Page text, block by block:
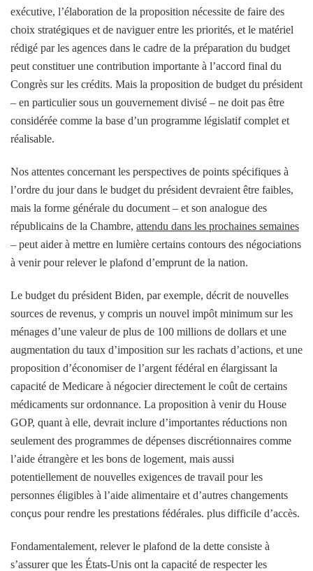
exécutive, l’élaboration de la proposition nécessite de faire des
choix stratégiques et de naviguer entre les priorités, et le matériel
rédigé par les agences dans le cadre de la préparation du budget
peut constituer une contribution importante à l’accord final du
Congrès sur les crédits. Mais la proposition de budget du président
– ​​en particulier sous un gouvernement divisé – ne doit pas être
considérée comme la base d’un programme législatif complet et
réalisable.
Nos attentes concernant les perspectives de points spécifiques à
l’ordre du jour dans le budget du président devraient être faibles,
mais la forme générale du document – et son analogue des
républicains de la Chambre, attendu dans les prochaines semaines
– peut aider à mettre en lumière certains contours des négociations
à venir pour relever le plafond d’emprunt de la nation.
Le budget du président Biden, par exemple, décrit de nouvelles
sources de revenus, y compris un nouvel impôt minimum sur les
ménages d’une valeur de plus de 100 millions de dollars et une
augmentation du taux d’imposition sur les rachats d’actions, et une
proposition d’économiser de l’argent fédéral en élargissant la
capacité de Medicare à négocier directement le coût de certains
médicaments sur ordonnance. La proposition à venir du House
GOP, quant à elle, devrait inclure d’importantes réductions non
seulement des programmes de dépenses discrétionnaires comme
l’aide étrangère et les bons de logement, mais aussi
potentiellement de nouvelles exigences de travail pour les
personnes éligibles à l’aide alimentaire et d’autres changements
conçus pour rendre les prestations fédérales. plus difficile d’accès.
Fondamentalement, relever le plafond de la dette consiste à
s’assurer que les États-Unis ont la capacité de respecter les